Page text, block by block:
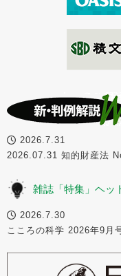
2026.7.31
2026.07.31 知的財産法
雑誌「特集」ヘッ
2026.7.30
こころの科学 2026年9月